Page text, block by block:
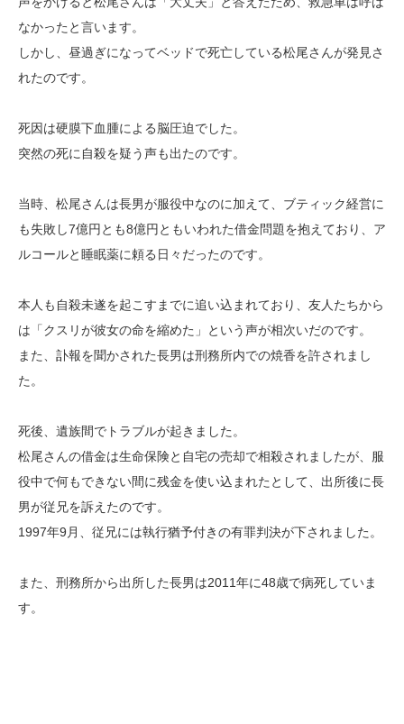
なかったと言います。
しかし、昼過ぎになってベッドで死亡している松尾さんが発見さ
れたのです。
死因は硬膜下血腫による脳圧迫でした。
突然の死に自殺を疑う声も出たのです。
当時、松尾さんは長男が服役中なのに加えて、ブティック経営に
も失敗し7億円とも8億円ともいわれた借金問題を抱えており、ア
ルコールと睡眠薬に頼る日々だったのです。
本人も自殺未遂を起こすまでに追い込まれており、友人たちから
は「クスリが彼女の命を縮めた」という声が相次いだのです。
また、訃報を聞かされた長男は刑務所内での焼香を許されまし
た。
死後、遺族間でトラブルが起きました。
松尾さんの借金は生命保険と自宅の売却で相殺されましたが、服
役中で何もできない間に残金を使い込まれたとして、出所後に長
男が従兄を訴えたのです。
1997年9月、従兄には執行猶予付きの有罪判決が下されました。
また、刑務所から出所した長男は2011年に48歳で病死していま
す。